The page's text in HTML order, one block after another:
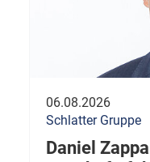
06.08.2026
Schlatter Gruppe
Daniel